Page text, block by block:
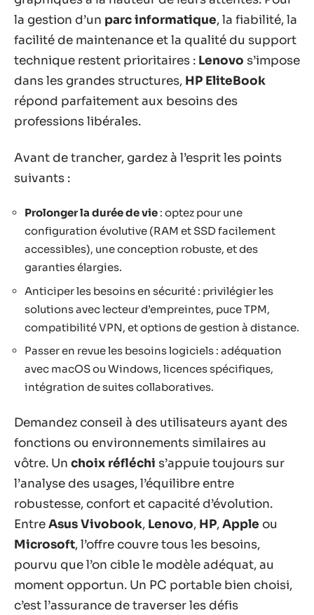
la gestion d’un parc informatique, la fiabilité, la
facilité de maintenance et la qualité du support
technique restent prioritaires : Lenovo s’impose
dans les grandes structures, HP EliteBook
répond parfaitement aux besoins des
professions libérales.
Avant de trancher, gardez à l’esprit les points
suivants :
Prolonger la durée de vie : optez pour une
configuration évolutive (RAM et SSD facilement
accessibles), une conception robuste, et des
garanties élargies.
Anticiper les besoins en sécurité : privilégier les
solutions avec lecteur d’empreintes, puce TPM,
compatibilité VPN, et options de gestion à distance.
Passer en revue les besoins logiciels : adéquation
avec macOS ou Windows, licences spécifiques,
intégration de suites collaboratives.
Demandez conseil à des utilisateurs ayant des
fonctions ou environnements similaires au
vôtre. Un choix réfléchi s’appuie toujours sur
l’analyse des usages, l’équilibre entre
robustesse, confort et capacité d’évolution.
EntreAsus Vivobook, Lenovo, HP,Apple ou
Microsoft, l’offre couvre tous les besoins,
pourvu que l’on cible le modèle adéquat, au
moment opportun. Un PC portable bien choisi,
c’est l’assurance de traverser les défis